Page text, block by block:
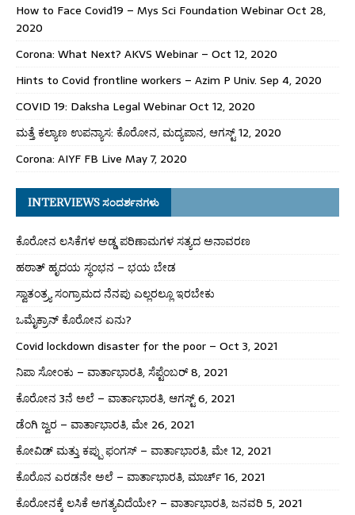
How to Face Covid19 – Mys Sci Foundation Webinar Oct 28,
2020
Corona: What Next? AKVS Webinar – Oct 12, 2020
Hints to Covid frontline workers – Azim P Univ. Sep 4, 2020
COVID 19: Daksha Legal Webinar Oct 12, 2020
ಮತ್ತೆ ಕಲ್ಯಾಣ ಉಪನ್ಯಾಸ: ಕೊರೋನ, ಮದ್ಯಪಾನ, ಆಗಸ್ಟ್ 12, 2020
Corona: AIYF FB Live May 7, 2020
INTERVIEWS ಸಂದರ್ಶನಗಳು
ಕೊರೋನ ಲಸಿಕೆಗಳ ಅಡ್ಡ ಪರಿಣಾಮಗಳ ಸತ್ಯದ ಅನಾವರಣ
ಹಠಾತ್ ಹೃದಯ ಸ್ಥಂಭನ – ಭಯ ಬೇಡ
ಸ್ವಾತಂತ್ರ್ಯ ಸಂಗ್ರಾಮದ ನೆನಪು ಎಲ್ಲರಲ್ಲೂ ಇರಬೇಕು
ಒಮೈಕ್ರಾನ್ ಕೊರೋನ ಏನು?
Covid lockdown disaster for the poor – Oct 3, 2021
ನಿಪಾ ಸೋಂಕು – ವಾರ್ತಾಭಾರತಿ, ಸೆಪ್ಟೆಂಬರ್ 8, 2021
ಕೊರೋನ 3ನೆ ಅಲೆ – ವಾರ್ತಾಭಾರತಿ, ಆಗಸ್ಟ್ 6, 2021
ಡೆಂಗಿ ಜ್ವರ – ವಾರ್ತಾಭಾರತಿ, ಮೇ 26, 2021
ಕೋವಿಡ್ ಮತ್ತು ಕಪ್ಪು ಫಂಗಸ್ – ವಾರ್ತಾಭಾರತಿ, ಮೇ 12, 2021
ಕೊರೊನ ಎರಡನೇ ಅಲೆ – ವಾರ್ತಾಭಾರತಿ, ಮಾರ್ಚ್ 16, 2021
ಕೊರೋನಕ್ಕೆ ಲಸಿಕೆ ಅಗತ್ಯವಿದೆಯೇ? – ವಾರ್ತಾಭಾರತಿ, ಜನವರಿ 5, 2021